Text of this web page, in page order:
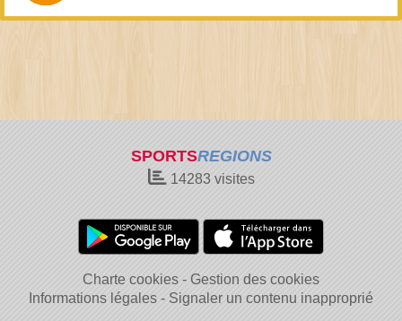
SPORTSREGIONS
14283visites
Charte cookies
Gestion des cookies
Informations légales
Signaler un contenu inapproprié